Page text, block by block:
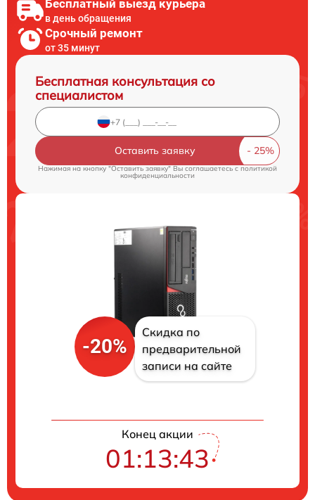
Бесплатный выезд курьера
в день обращения
Срочный ремонт
от 35 минут
Бесплатная консультация со
специалистом
Оставить заявку
Нажимая на кнопку "Оставить заявку" Вы соглашаетесь cполитикой
конфиденциальности
-20%
Скидка по
предварительной
записи на сайте
Конец акции
01:13:42